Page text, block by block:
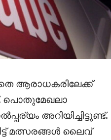
ആരാധകരിലേക്ക്
പൊതുമേഖലാ
അറിയിച്ചിട്ടുണ്ട്.
മത്സരങ്ങൾ ലൈവ്